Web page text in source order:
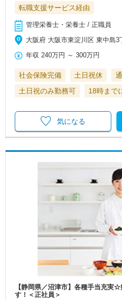
転職支援サービス経由
管理栄養士・栄養士 / 正職員
大阪府 大阪市東淀川区 東中島3
年収 240万円 ～300万円
社会保険完備 土日祝休
土日祝のみ勤務可
18時まで
気になる
【静岡県／沼津市】各種手当充実
す！＜正社員＞